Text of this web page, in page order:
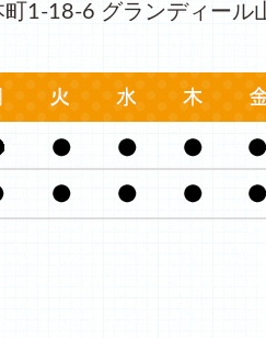
町1-18-6 グランディール